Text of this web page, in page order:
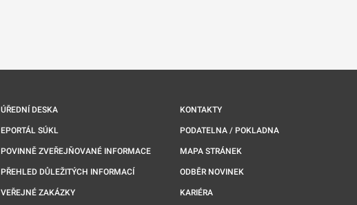
ÚŘEDNÍ DESKA
EPORTÁL SÚKL
POVINNĚ ZVEŘEJŇOVANÉ INFORMACE
PŘEHLED DŮLEŽITÝCH INFORMACÍ
VEŘEJNÉ ZAKÁZKY
KONTAKTY
PODATELNA / POKLADNA
MAPA STRÁNEK
ODBĚR NOVINEK
KARIÉRA